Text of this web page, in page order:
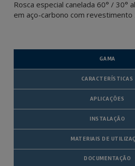
Rosca especial canelada 60° / 30°
em aço-carbono com revestimento
GAMA
CARACTERÍSTICAS
APLICAÇÕES
INSTALAÇÃO
MATERIAIS DE
DOCUMENTAÇÃO